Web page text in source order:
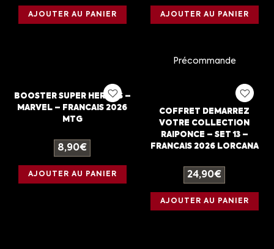
AJOUTER AU PANIER AJOUTER AU PANIER
BOOSTER SUPER HEROES –
MARVEL – FRANCAIS 2026
MTG
8,90€
AJOUTER AU PANIER
Précommande
COFFRET DEMARREZ
VOTRE COLLECTION
RAIPONCE – SET 13 –
FRANCAIS 2026 LORCANA
24,90€
AJOUTER AU PANIER